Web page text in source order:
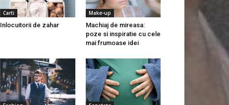
Carti
Inlocuitorii de zahar
Make-up
Machiaj de mireasa:
poze si inspiratie cu cele
mai frumoase idei